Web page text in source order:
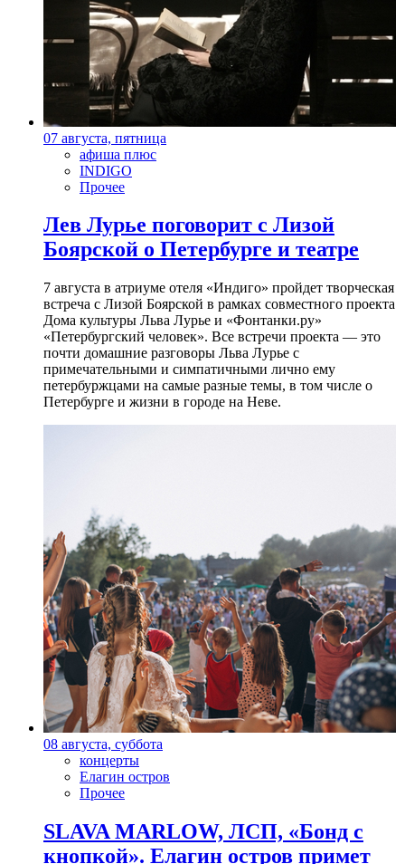
07 августа, пятница
афиша плюс
INDIGO
Прочее
Лев Лурье поговорит с Лизой
Боярской о Петербурге и театре
7 августа в атриуме отеля «Индиго» пройдет творческая
встреча с Лизой Боярской в рамках совместного проекта
Дома культуры Льва Лурье и «Фонтанки.ру»
«Петербургский человек». Все встречи проекта — это
почти домашние разговоры Льва Лурье с
примечательными и симпатичными лично ему
петербуржцами на самые разные темы, в том числе о
Петербурге и жизни в городе на Неве.
08 августа, суббота
концерты
Елагин остров
Прочее
SLAVA MARLOW, ЛСП, «Бонд с
кнопкой». Елагин остров примет